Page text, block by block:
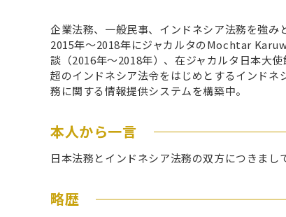
企業法務、一般民事、インドネシア法務を強み
2015年～2018年にジャカルタのMochtar
談（2016年～2018年）、在ジャカルタ日本大
超のインドネシア法令をはじめとするインド
務に関する情報提供システムを構築中。
本人から一言
日本法務とインドネシア法務の双方につきまし
略歴